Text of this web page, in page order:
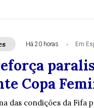
Há 20 horas Em
Copa
das condições da Fifa